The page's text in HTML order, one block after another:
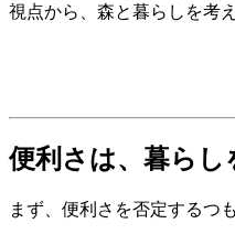
視点から、森と暮らしを考
便利さは、暮らし
まず、便利さを否定するつ